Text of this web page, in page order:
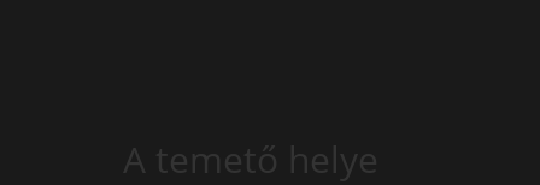
A temető helye